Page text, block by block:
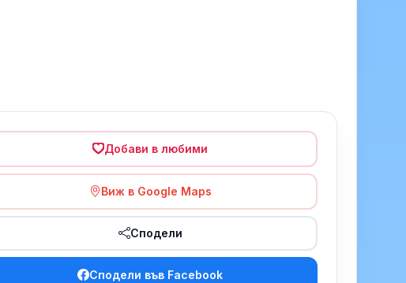
Добави в любими
Виж в Google Maps
Сподели
Сподели във Facebook